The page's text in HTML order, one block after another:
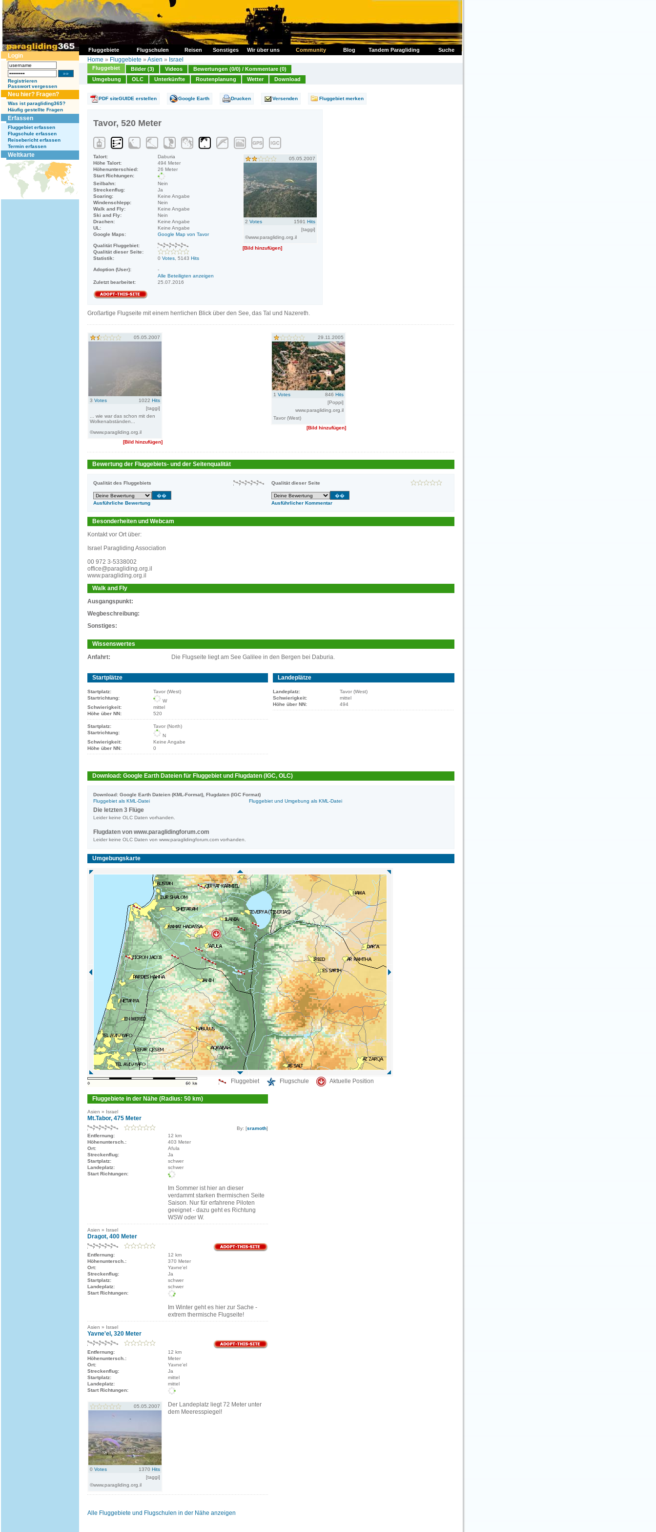
Fluggebiete Flugschulen Reisen Sonstiges Wir über uns Suche
Community Blog Tandem Paragliding
Login
Registrieren
Passwort vergessen
Neu hier? Fragen?
Was ist paragliding365?
Häufig gestellte Fragen
Erfassen
Fluggebiet erfassen
Flugschule erfassen
Reisebericht erfassen
Termin erfassen
Weltkarte
Home » Fluggebiete » Asien » Israel
Fluggebiet Bilder (3) Videos
Bewertungen (0/0) / Kommentare (0)
Umgebung
OLC Unterkünfte Routenplanung Wetter Download
PDF siteGUIDE erstellen Google Earth Drucken Versenden Fluggebiet merken
Tavor, 520 Meter
Talort:
Daburia
Höhe Talort:
494 Meter
Höhenunterschied:
26 Meter
Start Richtungen:
Seilbahn:
Nein
Streckenflug:
Ja
Soaring:
Keine Angabe
Windenschlepp:
Nein
Walk and Fly:
Keine Angabe
Ski and Fly:
Nein
Drachen:
Keine Angabe
UL:
Keine Angabe
Google Maps:
Google Map von Tavor
Qualität Fluggebiet:
Qualität dieser Seite:
Statistik:
0 Votes , 5143 Hits
Adoption (User):
-
Alle Beteiligten anzeigen
Zuletzt bearbeitet:
25.07.2016
05.05.2007
2 Votes 1591 Hits
[taggi]
©www.paragliding.org.il
[Bild hinzufügen]
Großartige Flugseite mit einem herrlichen Blick über den See, das Tal und Nazereth.
05.05.2007
3 Votes 1022 Hits
[taggi]
... wie war das schon mit den
Wolkenabständen...
©www.paragliding.org.il
[Bild hinzufügen]
29.11.2005
1 Votes 846 Hits
[Poppi]
www.paragliding.org.il
Tavor (West)
[Bild hinzufügen]
Bewertung der Fluggebiets- und der Seitenqualität
Qualität des Fluggebiets Qualität dieser Seite
Ausführliche Bewertung Ausführlicher Kommentar
Besonderheiten und Webcam
Kontakt vor Ort über:
Israel Paragliding Association
00 972 3-5338002
office@paragliding.org.il
www.paragliding.org.il
Walk and Fly
Ausgangspunkt:
Wegbeschreibung:
Sonstiges:
Wissenswertes
Anfahrt:
Die Flugseite liegt am See Galilee in den Bergen bei Daburia.
Startplätze
Startplatz:
Tavor (West)
Startrichtung:
W
Schwierigkeit:
mittel
Höhe über NN:
520
Startplatz:
Tavor (North)
Startrichtung:
N
Schwierigkeit:
Keine Angabe
Höhe über NN:
0
Landeplätze
Landeplatz:
Tavor (West)
Schwierigkeit:
mittel
Höhe über NN:
494
Download: Google Earth Dateien für Fluggebiet und Flugdaten (IGC, OLC)
Download: Google Earth Dateien (KML-Format), Flugdaten (IGC Format)
Fluggebiet als KML-Datei
Fluggebiet und Umgebung als KML-Datei
Die letzten 3 Flüge
Leider keine OLC Daten vorhanden.
Flugdaten von www.paraglidingforum.com
Leider keine OLC Daten von www.paraglidingforum.com vorhanden.
Umgebungskarte
Fluggebiet Flugschule Aktuelle Position
Fluggebiete in der Nähe (Radius: 50 km)
Asien » Israel
Mt.Tabor, 475 Meter
By: [sramoth]
Entfernung:
12 km
Höhenuntersch.:
403 Meter
Ort:
Afula
Streckenflug:
Ja
Startplatz:
schwer
Landeplatz:
schwer
Start Richtungen:
Im Sommer ist hier an dieser
verdammt starken thermischen Seite
Saison. Nur für erfahrene Piloten
geeignet - dazu geht es Richtung
WSW oder W.
Asien » Israel
Dragot, 400 Meter
Entfernung:
12 km
Höhenuntersch.:
370 Meter
Ort:
Yavne'el
Streckenflug:
Ja
Startplatz:
schwer
Landeplatz:
schwer
Start Richtungen:
Im Winter geht es hier zur Sache -
extrem thermische Flugseite!
Asien » Israel
Yavne'el, 320 Meter
Entfernung:
12 km
Höhenuntersch.:
Meter
Ort:
Yavne'el
Streckenflug:
Ja
Startplatz:
mittel
Landeplatz:
mittel
Start Richtungen:
05.05.2007
0 Votes 1370 Hits
[taggi]
©www.paragliding.org.il
Der Landeplatz liegt 72 Meter unter
dem Meeresspiegel!
Alle Fluggebiete und Flugschulen in der Nähe anzeigen